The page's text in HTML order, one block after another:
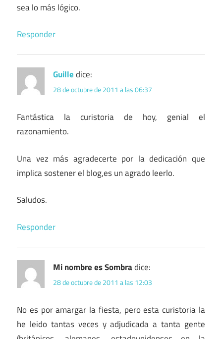
sea lo más lógico.
Responder
Guilledice:
28 de octubre de 2011 a las 06:37
Fantástica la curistoria de hoy, genial el
razonamiento.
Una vez más agradecerte por la dedicación que
implica sostener el blog,es un agrado leerlo.
Saludos.
Responder
Mi nombre es Sombradice:
28 de octubre de 2011 a las 12:03
No es por amargar la fiesta, pero esta curistoria la
he leido tantas veces y adjudicada a tanta gente